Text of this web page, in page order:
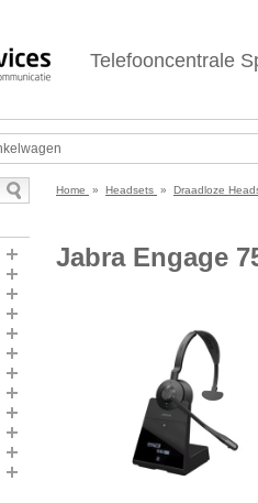
Telefooncentrale
Home » Headsets » Draadloze
Jabra Engage